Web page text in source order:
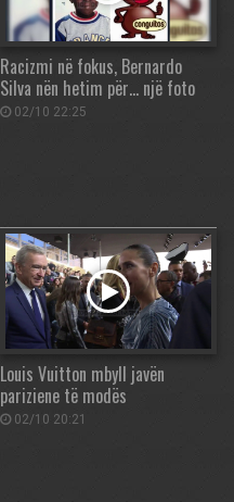
Racizmi në fokus, Bernardo
Silva nën hetim për… një foto
02/10 22:25
Louis Vuitton mbyll javën
pariziene të modës
02/10 20:21